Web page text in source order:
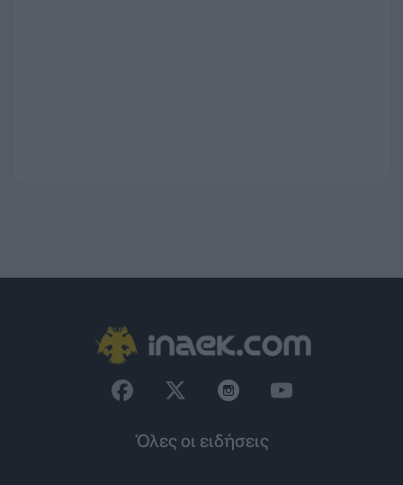
Όλες οι ειδήσεις